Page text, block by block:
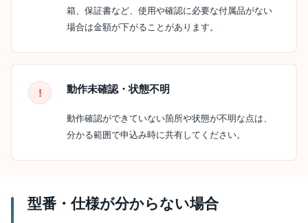
箱、保証書など、使用や確認に必要な付属品がない
場合は金額が下がることがあります。
動作未確認・状態不明
動作確認ができていない箇所や状態が不明な点は、
分かる範囲で申込み時に共有してください。
型番・仕様が分からない場合